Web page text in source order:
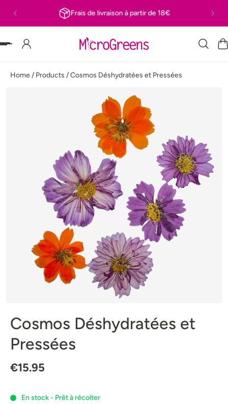
AU CONTENUFrais de livraison à partir de 18€
Home/ Products /Cosmos Déshydratées et Pressées
Cosmos Déshydratées et
Pressées
€15.95
En stock - Prêt à récolter